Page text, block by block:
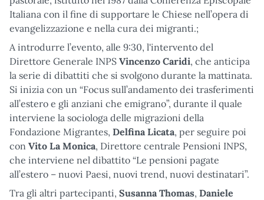
Italiana con il fine di supportare le Chiese nell’opera di
evangelizzazione e nella cura dei migranti.;
A introdurre l’evento, alle 9:30, l'intervento del
Direttore Generale INPS Vincenzo Caridi, che anticipa
la serie di dibattiti che si svolgono durante la mattinata.
Si inizia con un “Focus sull’andamento dei trasferimenti
all’estero e gli anziani che emigrano”, durante il quale
interviene la sociologa delle migrazioni della
Fondazione Migrantes, Delfina Licata, per seguire poi
con Vito La Monica, Direttore centrale Pensioni INPS,
che interviene nel dibattito “Le pensioni pagate
all’estero – nuovi Paesi, nuovi trend, nuovi destinatari”.
Tra gli altri partecipanti, Susanna Thomas, Daniele